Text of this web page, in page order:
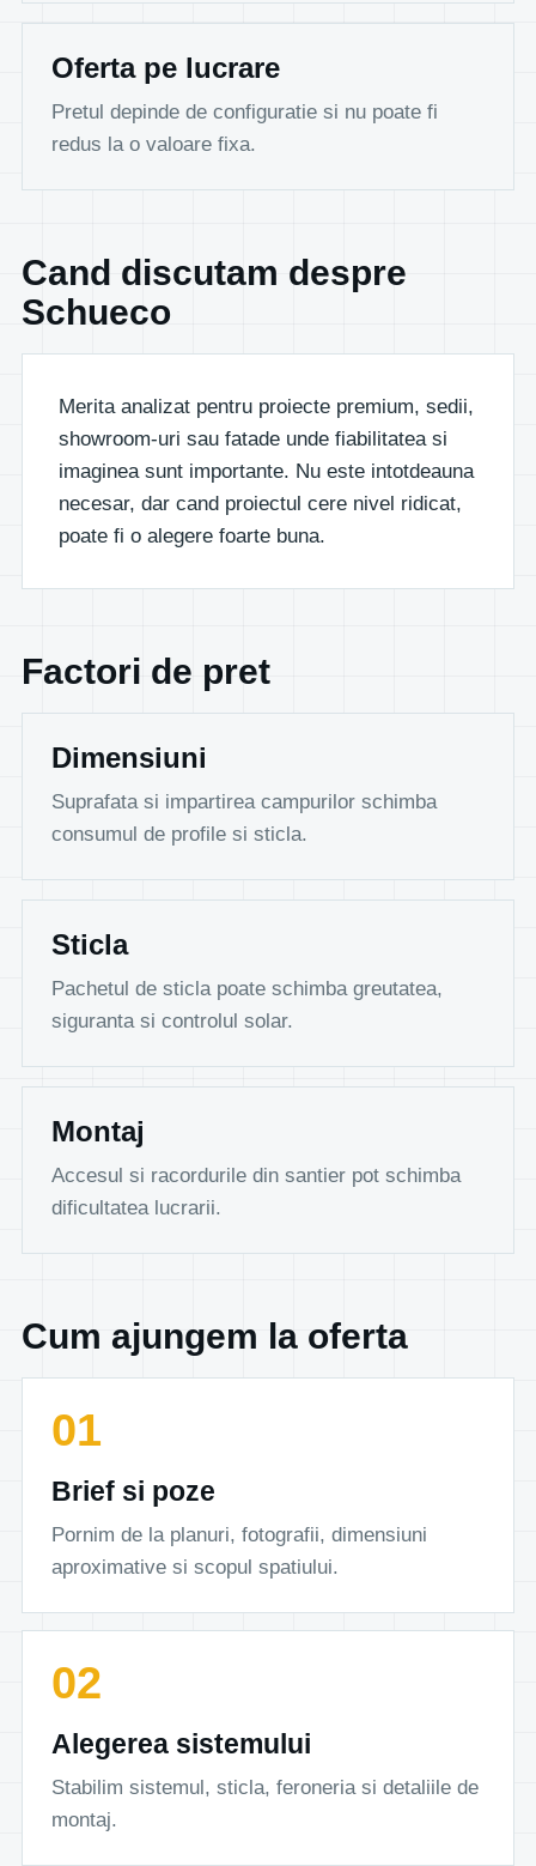
Oferta pe lucrare
Pretul depinde de configuratie si nu poate fi
redus la o valoare fixa.
Cand discutam despre
Schueco
Merita analizat pentru proiecte premium, sedii,
showroom-uri sau fatade unde fiabilitatea si
imaginea sunt importante. Nu este intotdeauna
necesar, dar cand proiectul cere nivel ridicat,
poate fi o alegere foarte buna.
Factori de pret
Dimensiuni
Suprafata si impartirea campurilor schimba
consumul de profile si sticla.
Sticla
Pachetul de sticla poate schimba greutatea,
siguranta si controlul solar.
Montaj
Accesul si racordurile din santier pot schimba
dificultatea lucrarii.
Cum ajungem la oferta
Brief si poze
Pornim de la planuri, fotografii, dimensiuni
aproximative si scopul spatiului.
Alegerea sistemului
Stabilim sistemul, sticla, feroneria si detaliile de
montaj.